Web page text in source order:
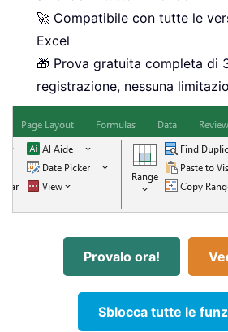
🚀 Compatibile con tutte le
Excel
🎁 Prova gratuita completa di
registrazione, nessuna
Provalo ora!
Sblocca tutte le